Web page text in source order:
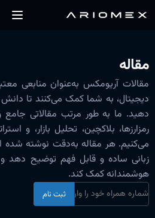
مقاله
مقالات آریومکس به‌عنوان منابعی
دیجیتال، به شما کمک می‌کنند تا
دهید. ما به طور مرتب مقالاتی جامع
رمزارزها، بلاکچین، تحلیل بازار، و
می‌کنیم. هر مقاله به‌دقت نوشته شده
زبانی ساده و قابل فهم توضیح دهد
هوشمندانه کمک کند.
ثبت نام